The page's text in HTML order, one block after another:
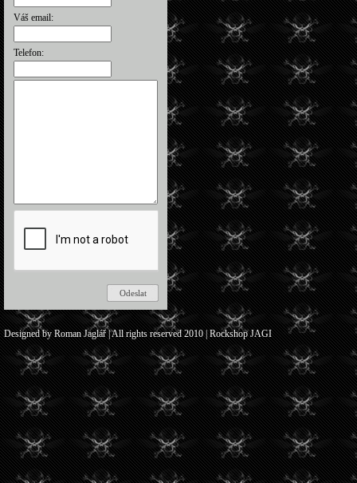
Váš email:
Telefon:
Designed by Roman Jaglář | All rights reserved 2010 | Rockshop JAGI